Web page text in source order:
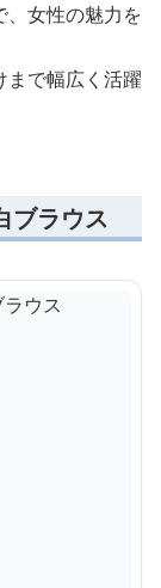
、女性の魅力を
まで幅広く活躍
ブラウス